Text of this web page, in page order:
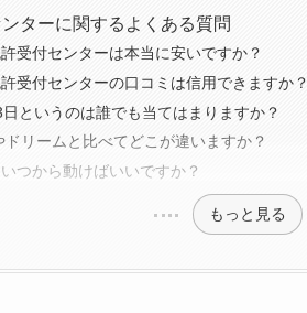
ターに関するよくある質問
受付センターは本当に安いですか？
受付センターの口コミは信用できますか？
というのは誰でも当てはまりますか？
ドリームと比べてどこが違いますか？
つから動けばいいですか？
もっと見る